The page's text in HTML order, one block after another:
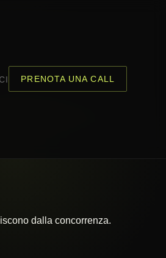
PRENOTA UNA CALL
dalla concorrenza.